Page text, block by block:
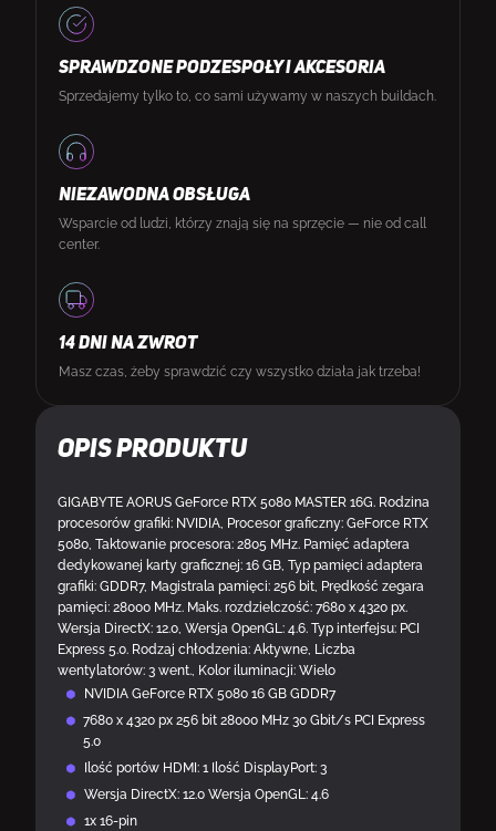
Opis produktu
GIGABYTE AORUS GeForce RTX 5080 MASTER 16G. Rodzina
procesorów grafiki: NVIDIA, Procesor graficzny: GeForce RTX
5080, Taktowanie procesora: 2805 MHz. Pamięć adaptera
dedykowanej karty graficznej: 16 GB, Typ pamięci adaptera
grafiki: GDDR7, Magistrala pamięci: 256 bit, Prędkość zegara
pamięci: 28000 MHz. Maks. rozdzielczość: 7680 x 4320 px.
Wersja DirectX: 12.0, Wersja OpenGL: 4.6. Typ interfejsu: PCI
Express 5.0. Rodzaj chłodzenia: Aktywne, Liczba
wentylatorów: 3 went., Kolor iluminacji: Wielo
NVIDIA GeForce RTX 5080 16 GB GDDR7
7680 x 4320 px 256 bit 28000 MHz 30 Gbit/s PCI Express
5.0
Ilość portów HDMI: 1 Ilość DisplayPort: 3
Wersja DirectX: 12.0 Wersja OpenGL: 4.6
1x 16-pin
SPRAWDZONE PODZESPOŁY I AKCESORIA
Sprzedajemy tylko to, co sami używamy w naszych buildach.
NIEZAWODNA OBSŁUGA
Wsparcie od ludzi, którzy znają się na sprzęcie — nie od call
center.
14 DNI NA ZWROT
Masz czas, żeby sprawdzić czy wszystko działa jak trzeba!